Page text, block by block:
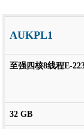
AUKPL1
至强四核8线程E-
32 GB